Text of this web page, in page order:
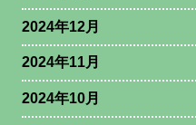
2024年12月
2024年11月
2024年10月